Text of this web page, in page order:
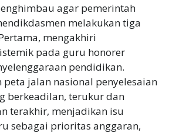
agar pemerintah
melakukan tiga
mengakhiri
pada guru honorer
pendidikan.
peta jalan nasional penyelesaian
berkeadilan, terukur dan
terakhir, menjadikan isu
sebagai prioritas anggaran,